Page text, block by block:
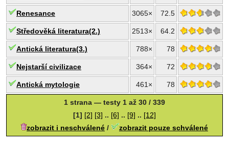
Renesance 3065× 72.5
Středověká literatura(2.) 2513× 64.2
Antická literatura(3.) 788× 78
Nejstarší civilizace 364× 72
Antická mytologie 461× 78
1 strana — testy 1 až 30 / 339
[1] [2] [3] .. [6] .. [9] .. [12]
zobrazit i neschválené / zobrazit pouze schválené